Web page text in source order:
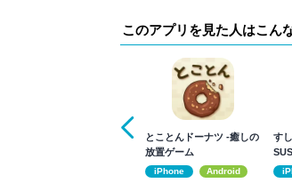
このアプリを見た人はこん
とことんドーナツ -癒しの
放置ゲーム
iPhone Android
す